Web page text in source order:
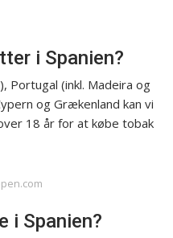
i Spanien?
Portugal (inkl. Madeira og
og Grækenland kan vi
18 år for at købe tobak
i Spanien?